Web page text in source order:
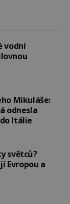
vodní
Mikuláše:
odnesla
Itálie
světců?
Evropou a